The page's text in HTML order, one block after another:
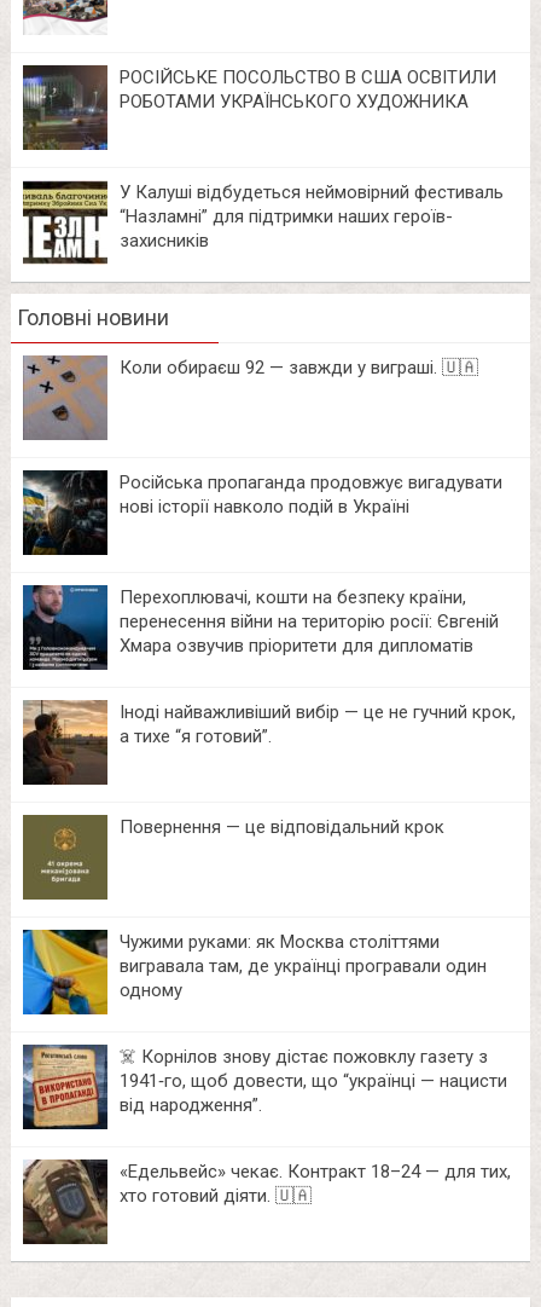
РОСІЙСЬКЕ ПОСОЛЬСТВО В США ОСВІТИЛИ
РОБОТАМИ УКРАЇНСЬКОГО ХУДОЖНИКА
У Калуші відбудеться неймовірний фестиваль
“Назламні” для підтримки наших героїв-
захисників
Головні новини
Коли обираєш 92 — завжди у виграші. 🇺🇦
Російська пропаганда продовжує вигадувати
нові історії навколо подій в Україні
Перехоплювачі, кошти на безпеку країни,
перенесення війни на територію росії: Євгеній
Хмара озвучив пріоритети для дипломатів
Іноді найважливіший вибір — це не гучний крок,
а тихе “я готовий”.
Повернення — це відповідальний крок
Чужими руками: як Москва століттями
вигравала там, де українці програвали один
одному
☠️ Корнілов знову дістає пожовклу газету з
1941‑го, щоб довести, що “українці — нацисти
від народження”.
«Едельвейс» чекає. Контракт 18–24 — для тих,
хто готовий діяти. 🇺🇦